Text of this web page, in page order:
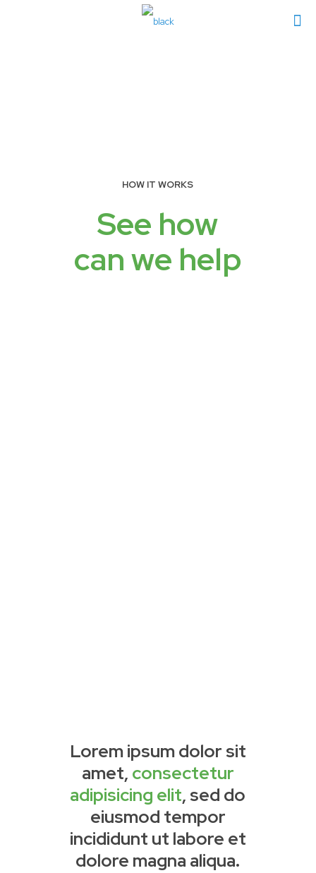
HOW IT WORKS
See how
can we help
Lorem ipsum dolor sit
amet, consectetur
adipisicing elit, sed do
eiusmod tempor
incididunt ut labore et
dolore magna aliqua.